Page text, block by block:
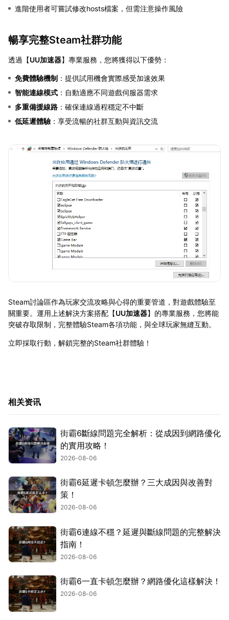
進階使用者可嘗試修改hosts檔案，但需注意操作風險
暢享完整Steam社群功能
透過【UU加速器】專業服務，您將獲得以下優勢：
免費體驗機制 ：提供試用機會實際感受加速效果
智能連線模式 ：自動適應不同遊戲伺服器需求
多重備援線路 ：確保連線過程穩定不中斷
低延遲體驗 ：享受流暢的社群互動與資訊交流
Steam討論區作為玩家交流攻略與心得的重要管道，對遊戲體驗至
關重要。運用上述解決方案搭配【UU加速器】的專業服務，您將能
突破存取限制，完整體驗Steam各項功能，與全球玩家無縫互動。
立即採取行動，解鎖完整的Steam社群體驗！
相关资讯
街霸6斷線問題完全解析：從成因到網路優化
的實用攻略！
2026-08-06
街霸6延遲卡頓怎麼辦？三大成因與改善對
策！
2026-08-06
街霸6連線不穩？延遲與斷線問題的完整解決
指南！
2026-08-06
街霸6一直卡頓怎麼辦？網路優化這樣解決！
2026-08-06